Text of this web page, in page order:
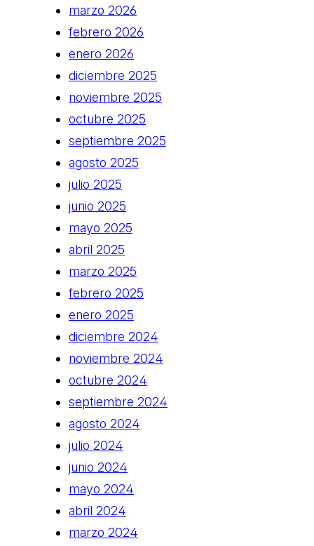
marzo 2026
febrero 2026
enero 2026
diciembre 2025
noviembre 2025
octubre 2025
septiembre 2025
agosto 2025
julio 2025
junio 2025
mayo 2025
abril 2025
marzo 2025
febrero 2025
enero 2025
diciembre 2024
noviembre 2024
octubre 2024
septiembre 2024
agosto 2024
julio 2024
junio 2024
mayo 2024
abril 2024
marzo 2024